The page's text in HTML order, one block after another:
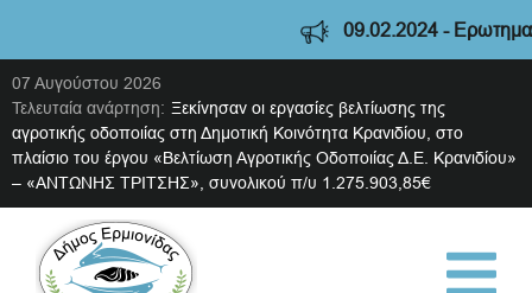
09.02.2024 -
07 Αυγούστου 2026
Τελευταία ανάρτηση: Ξεκίνησαν οι εργασίες βελτίωσης της
αγροτικής οδοποιίας στη Δημοτική Κοινότητα Κρανιδίου, στο
πλαίσιο του έργου «Βελτίωση Αγροτικής Οδοποιίας Δ.Ε. Κρανιδίου»
– «ΑΝΤΩΝΗΣ ΤΡΙΤΣΗΣ», συνολικού π/υ 1.275.903,85€